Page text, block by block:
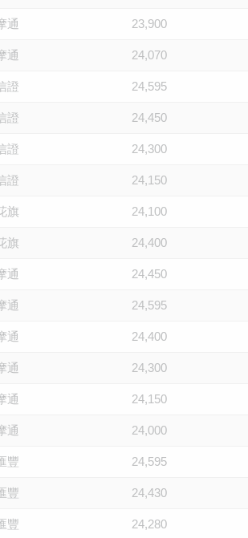
通 23,900
通 24,070
證 24,595
證 24,450
證 24,300
證 24,150
旗 24,100
旗 24,400
通 24,450
通 24,595
通 24,400
通 24,300
通 24,150
通 24,000
豐 24,595
豐 24,430
豐 24,280